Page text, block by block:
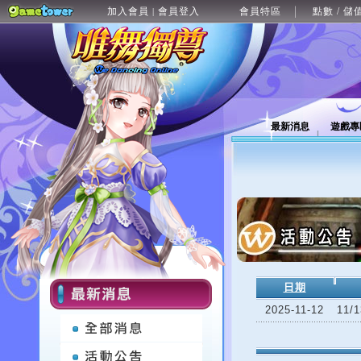
加入會員 | 會員登入 會員特區 點數 / 儲
最新消息 遊戲
日期
2025-11-12
11/